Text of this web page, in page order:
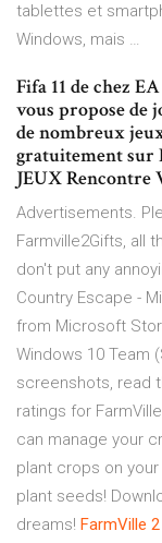
tablettes et
Windows, mais …
Fifa 11 de chez
vous propose de
de nombreux
gratuitement sur
JEUX
Advertisements.
Farmville2Gifts, all
don't put any
Country Escape -
from Microsoft
Windows 10 Team
screenshots, read
ratings for
can manage your
plant crops on
plant seeds!
dreams! FarmVille 2